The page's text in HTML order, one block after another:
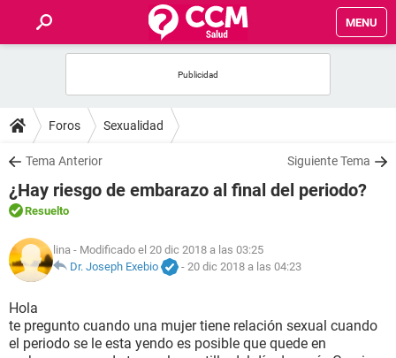
MENU
FOROS
SALUD
FAMILIA
NUTRICIÓN
SEXUALIDAD
Foros Sexualidad
Tema Anterior Siguiente Tema
¿Hay riesgo de embarazo al final del periodo?
Resuelto
lina - Modificado el 20 dic 2018 a las 03:25
Dr. Joseph Exebio
- 20 dic 2018 a las 04:23
Hola
te pregunto cuando una mujer tiene relación sexual cuando
el periodo se le esta yendo es posible que quede en